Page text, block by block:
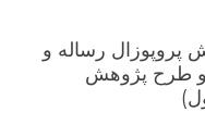
پروپوزال رساله و
و طرح پژوهش